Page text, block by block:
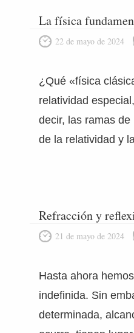
La física
22 de mayo de 2024
¿Qué «física
relatividad
decir, las ramas
de la relatividad y
Refracción y
21 de mayo de 2024
Hasta ahora
indefinida. Sin
determinada,